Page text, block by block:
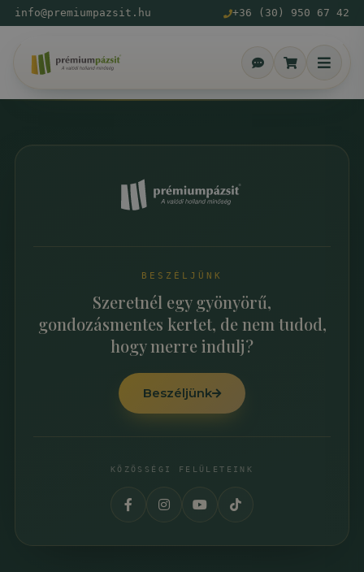
info@premiumpazsit.hu +36 (30) 950 67 42
BESZÉLJÜNK
Szeretnél egy gyönyörű,
gondozásmentes kertet, de nem tudod,
hogy merre indulj?
Beszéljünk
KÖZÖSSÉGI FELÜLETEINK